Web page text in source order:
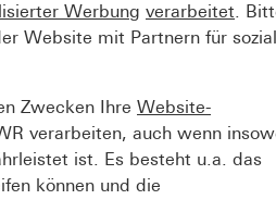
Werbung verarbeitet.
Website mit Partnern für
Zwecken Ihre Website-
verarbeiten, auch wenn
ist. Es besteht u.a. das
können und die